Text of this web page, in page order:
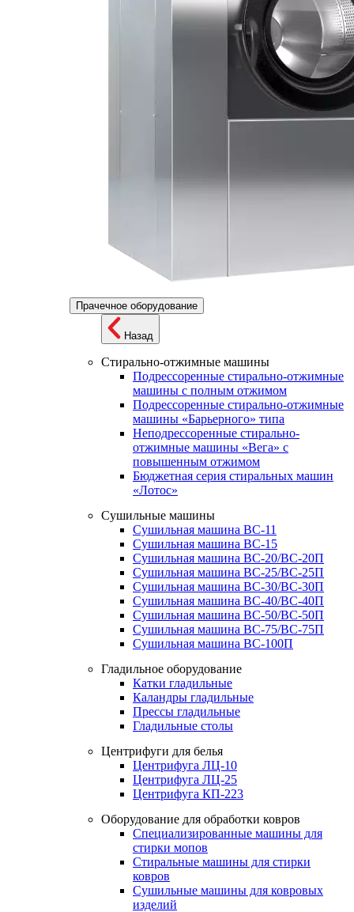
Прачечное оборудование
Назад
Стирально-отжимные машины
Подрессоренные стирально-отжимные
машины с полным отжимом
Подрессоренные стирально-отжимные
машины «Барьерного» типа
Неподрессоренные стирально-
отжимные машины «Вега» с
повышенным отжимом
Бюджетная серия стиральных машин
«Лотос»
Сушильные машины
Сушильная машина ВС-11
Сушильная машина ВС-15
Сушильная машина ВС-20/ВС-20П
Сушильная машина ВС-25/ВС-25П
Сушильная машина ВС-30/ВС-30П
Сушильная машина ВС-40/ВС-40П
Сушильная машина ВС-50/ВС-50П
Сушильная машина ВС-75/ВС-75П
Сушильная машина ВС-100П
Гладильное оборудование
Катки гладильные
Каландры гладильные
Прессы гладильные
Гладильные столы
Центрифуги для белья
Центрифуга ЛЦ-10
Центрифуга ЛЦ-25
Центрифуга КП-223
Оборудование для обработки ковров
Специализированные машины для
стирки мопов
Стиральные машины для стирки
ковров
Сушильные машины для ковровых
изделий